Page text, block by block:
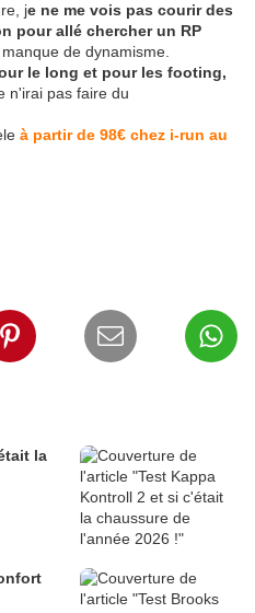
je ne me vois pas courir des
pour allé chercher un RP
de dynamisme.
le long et pour les footing,
n'irai pas faire du
à partir de 98€ chez i-run au
la